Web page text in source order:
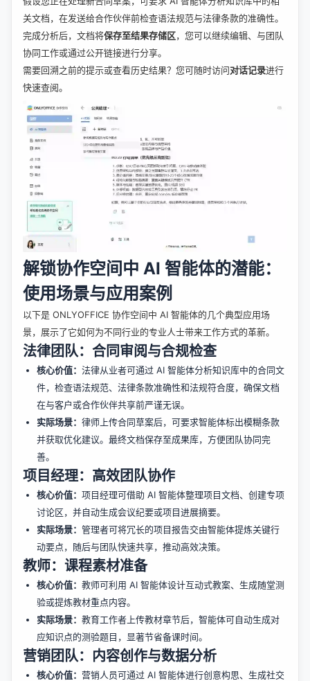
关文档，在发送给合作伙伴前检查语法规范与法律条款的准确性。
完成分析后，文档将保存至结果存储区，您可以继续编辑、与团队
协同工作或通过公开链接进行分享。
需要回溯之前的提示或查看历史结果？您可随时访问对话记录进行
快速查阅。
解锁协作空间中 AI 智能体的潜能：
使用场景与应用案例
以下是 ONLYOFFICE 协作空间中 AI 智能体的几个典型应用场
景，展示了它如何为不同行业的专业人士带来工作方式的革新。
法律团队：合同审阅与合规检查
核心价值： 法律从业者可通过 AI 智能体分析知识库中的合同文
件，检查语法规范、法律条款准确性和法规符合度，确保文档
在与客户或合作伙伴共享前严谨无误。
实际场景： 律师上传合同草案后，可要求智能体标出模糊条款
并获取优化建议。最终文档保存至成果库，方便团队协同完
善。
项目经理：高效团队协作
核心价值： 项目经理可借助 AI 智能体整理项目文档、创建专项
讨论区，并自动生成会议纪要或项目进展摘要。
实际场景： 管理者可将冗长的项目报告交由智能体提炼关键行
动要点，随后与团队快速共享，推动高效决策。
教师：课程素材准备
核心价值： 教师可利用 AI 智能体设计互动式教案、生成随堂测
验或提炼教材重点内容。
实际场景： 教育工作者上传教材章节后，智能体可自动生成对
应知识点的测验题目，显著节省备课时间。
营销团队：内容创作与数据分析
核心价值： 营销人员可通过 AI 智能体进行创意构思、生成社交